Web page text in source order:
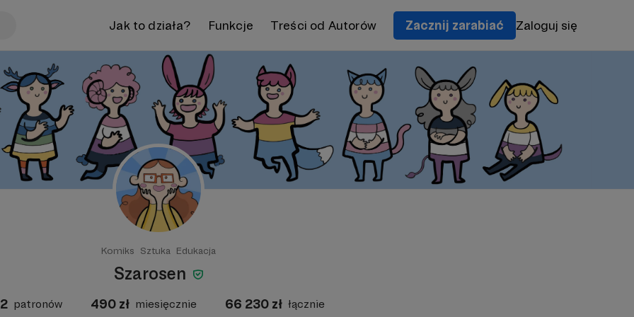
Jak to działa? Funkcje Treści od Autorów Zacznij zarabiać Zaloguj się
Komiks Sztuka Edukacja
Szarosen
patronów 490 zł miesięcznie 66 230 zł łącznie